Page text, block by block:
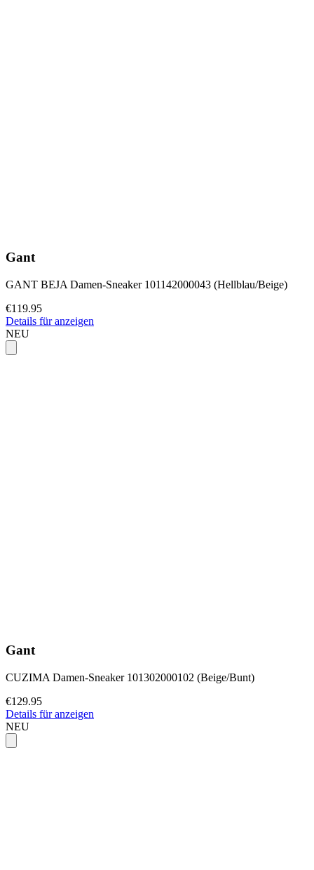
Gant
GANT BEJA Damen-Sneaker 101142000043 (Hellblau/Beige)
€119.95
Details für anzeigen
NEU
Gant
CUZIMA Damen-Sneaker 101302000102 (Beige/Bunt)
€129.95
Details für anzeigen
NEU